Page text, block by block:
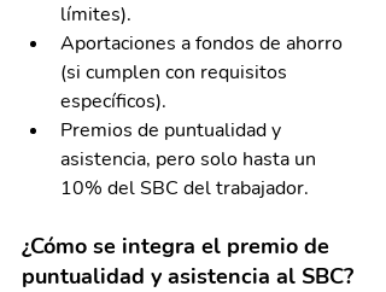
límites).
Aportaciones a fondos de ahorro
(si cumplen con requisitos
específicos).
Premios de puntualidad y
asistencia, pero solo hasta un
10% del SBC del trabajador.
¿Cómo se integra el premio de
puntualidad y asistencia al SBC?